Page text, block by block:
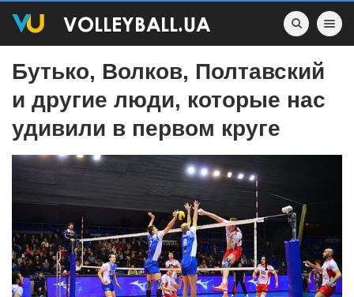
Toggle
Бутько, Волков, Полтавский
и другие люди, которые нас
удивили в первом круге